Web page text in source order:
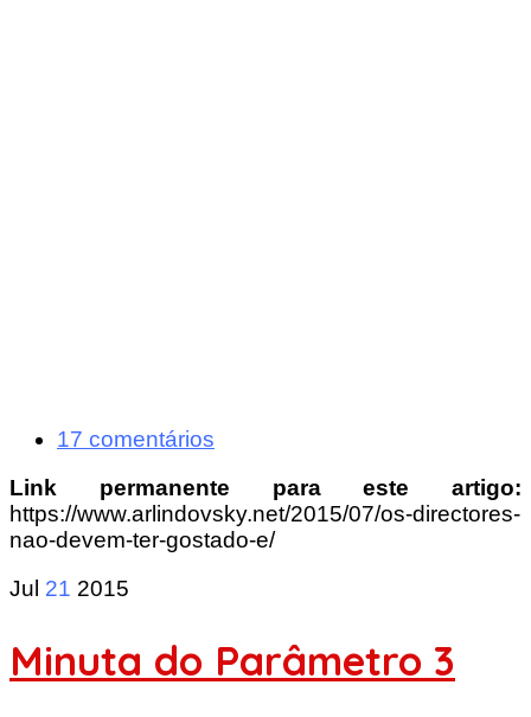
17 comentários
Link permanente para este artigo:
https://www.arlindovsky.net/2015/07/os-directores-
nao-devem-ter-gostado-e/
Jul 21 2015
Minuta do Parâmetro 3